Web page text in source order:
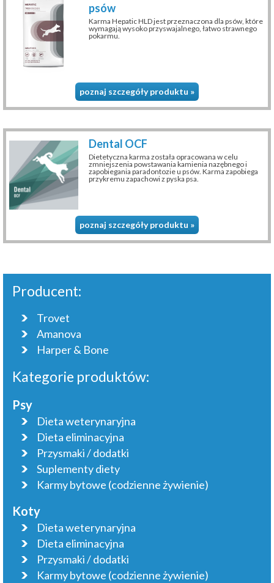
psów
Karma Hepatic HLD jest przeznaczona dla psów, które
wymagają wysoko przyswajalnego, łatwo strawnego
pokarmu.
poznaj szczegóły produktu »
Dental OCF
Dietetyczna karma została opracowana w celu
zmniejszenia powstawania kamienia nazębnego i
zapobiegania paradontozie u psów. Karma zapobiega
przykremu zapachowi z pyska psa.
poznaj szczegóły produktu »
Producent:
Trovet
Amanova
Harper & Bone
Kategorie produktów:
Psy
Dieta weterynaryjna
Dieta eliminacyjna
Przysmaki / dodatki
Suplementy diety
Karmy bytowe (codzienne żywienie)
Koty
Dieta weterynaryjna
Dieta eliminacyjna
Przysmaki / dodatki
Karmy bytowe (codzienne żywienie)